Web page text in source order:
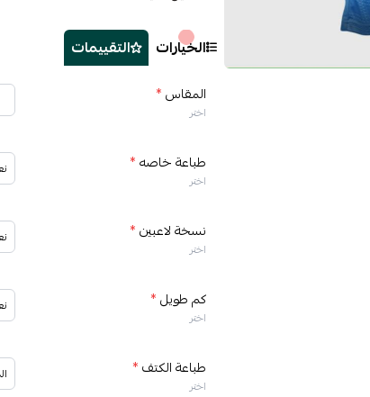
الخيارات التقييمات
المقاس*
اختر
طباعة خاصه*
اختر
نسخة لاعبين*
اختر
كم طويل*
اختر
طباعة الكتف*
اختر